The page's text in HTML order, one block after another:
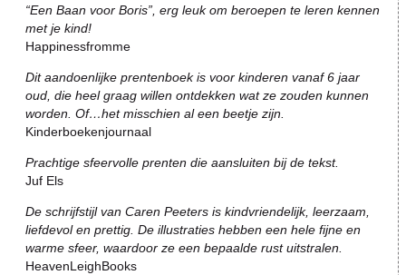
“Een Baan voor Boris”, erg leuk om beroepen te leren kennen
met je kind!
Happinessfromme
Dit aandoenlijke prentenboek is voor kinderen vanaf 6 jaar
oud, die heel graag willen ontdekken wat ze zouden kunnen
worden. Of…het misschien al een beetje zijn.
Kinderboekenjournaal
Prachtige sfeervolle prenten die aansluiten bij de tekst.
Juf Els
De schrijfstijl van Caren Peeters is kindvriendelijk, leerzaam,
liefdevol en prettig. De illustraties hebben een hele fijne en
warme sfeer, waardoor ze een bepaalde rust uitstralen.
HeavenLeighBooks